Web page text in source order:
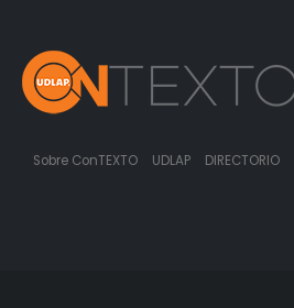
Sobre ConTEXTO UDLAP DIRECTORIO